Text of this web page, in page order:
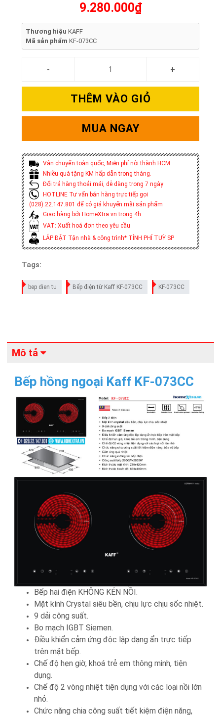
9.280.000₫
Thương hiệu KAFF
Mã sản phẩm KF-073CC
THÊM VÀO GIỎ
MUA NGAY
Vận chuyển toàn quốc, Miễn phí nội thành HCM
Nhiều quà tặng KM hấp dẫn trong tháng.
Đổi trả hàng thoải mái, dễ dàng trong 7 ngày
HOTLINE Tư vấn bán hàng trực tiếp gọi
(028).22.147.801 để có giá khuyến mãi sản phẩm
Giao hàng bởi HomeXtra.vn trong 4h
VAT: Xuất hoá đơn theo yêu cầu
LẮP ĐẶT Tận nhà & công trình* TÍNH PHÍ TUỲ SP
Tags:
bep dien tu Bếp điện từ Kaff KF-073CC KF-073CC
Mô tả
Bếp hồng ngoại Kaff KF-073CC
Bếp hai điện KHÔNG KÉN NỒI.
Mặt kính Crystal siêu bền, chịu lực chịu sốc nhiệt.
9 dải công suất.
Bo mạch IGBT Siemen.
Điều khiển cảm ứng độc lập dạng ẩn trực tiếp
trên mặt bếp.
Chế độ hẹn giờ, khoá trẻ em thông minh, tiện
dụng.
Chế độ 2 vòng nhiệt tiện dụng với các loại nồi lớn
nhỏ.
Chức năng chia công suất tiết kiệm điện năng,